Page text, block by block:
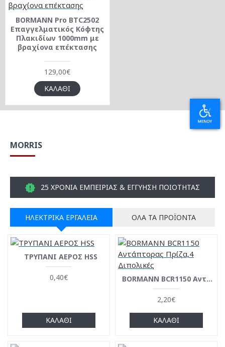
BORMANN Pro BTC2502
Επαγγελματικός Κόφτης
Πλακιδίων 1000mm με
βραχίονα επέκτασης
129,00€
ΚΑΛΆΘΙ
MORRIS
25 ΧΡΟΝΙΑ ΕΜΠΕΙΡΙΑΣ & ΕΓΓΥΗΣΗ ΠΟΙΟΤΗΤΑΣ
ΗΛΕΚΤΡΙΚΆ ΕΡΓΑΛΕΊΑ ΌΛΑ ΤΑ ΠΡΟΪΌΝΤΑ
ΤΡΥΠΑΝΙ ΑΕΡΟΣ HSS
0,40€
ΚΑΛΆΘΙ
BΟRMANN BCR1150 Aντάπτορας Πρίζα,4 Διπολικές
2,20€
ΚΑΛΆΘΙ